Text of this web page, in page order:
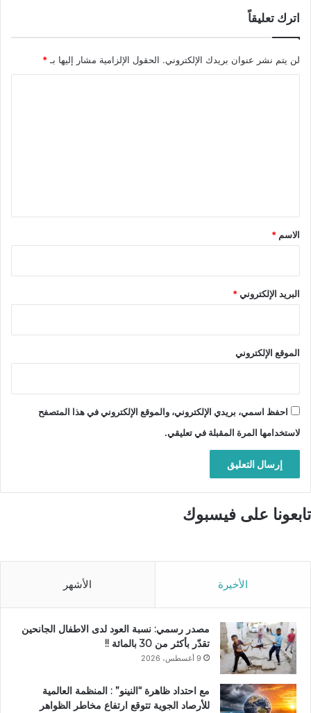
اترك تعليقاً
لن يتم نشر عنوان بريدك الإلكتروني. الحقول الإلزامية مشار إليها بـ*
*
الاسم *
البريد الإلكتروني*
الموقع الإلكتروني
احفظ اسمي، بريدي الإلكتروني، والموقع الإلكتروني في هذا المتصفح
لاستخدامها المرة المقبلة في تعليقي.
تابعونا على فيسبوك
الأخيرة الأشهر
مصدر رسمي: نسبة العود لدى الاطفال الجانحين
تقدّر بأكثر من 30 بالمائة !!
9 أغسطس، 2026
مع احتداد ظاهرة “النينو” : المنظمة العالمية
للأرصاد الجوية تتوقع ارتفاع مخاطر الظواهر